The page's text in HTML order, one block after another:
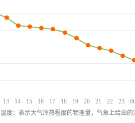
13 14 15 16 17 18 19 20 21 22 23
温度：表示大气冷热程度的物理量，气象上给出